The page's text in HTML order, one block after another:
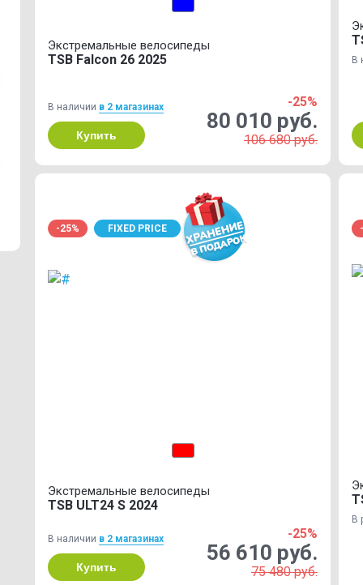
Экстремальные велосипеды
TSB Falcon 26 2025
В наличии в 2 магазинах
Купить
-25%
80 010 руб.
106 680 руб.
В
-25% FIXED PRICE
Экстремальные велосипеды
TSB ULT24 S 2024
В наличии в 2 магазинах
Купить
-25%
56 610 руб.
75 480 руб.
В